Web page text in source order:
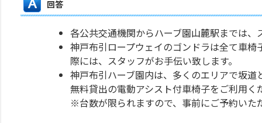
回答
各公共交通機関からハーブ園山麓駅までは
神戸布引ロープウェイのゴンドラは全て車
際には、スタッフがお手伝い致します。
神戸布引ハーブ園内は、多くのエリアで坂
無料貸出の電動アシスト付車椅子をご利用く
※台数が限られますので、事前にご予約いた